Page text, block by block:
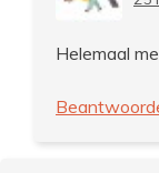
Helemaal